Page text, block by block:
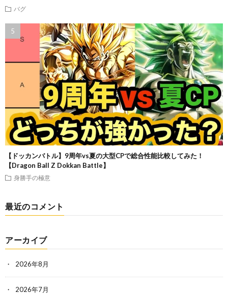
バグ
【ドッカンバトル】9周年vs夏の大型CPで総合性能比較してみた！
【Dragon Ball Z Dokkan Battle】
身勝手の極意
最近のコメント
アーカイブ
2026年8月
2026年7月